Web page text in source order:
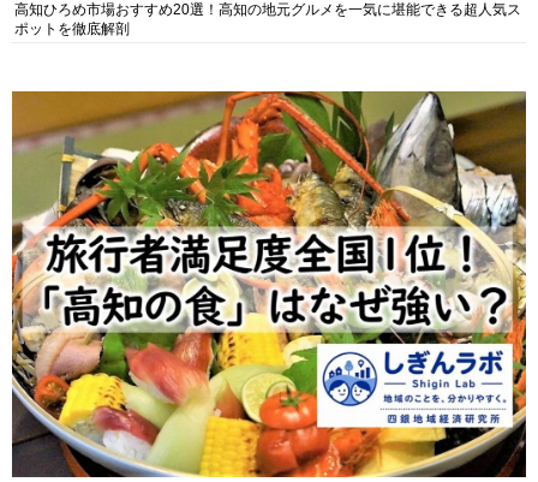
高知ひろめ市場おすすめ20選！高知の地元グルメを一気に堪能できる超人気ス
ポットを徹底解剖